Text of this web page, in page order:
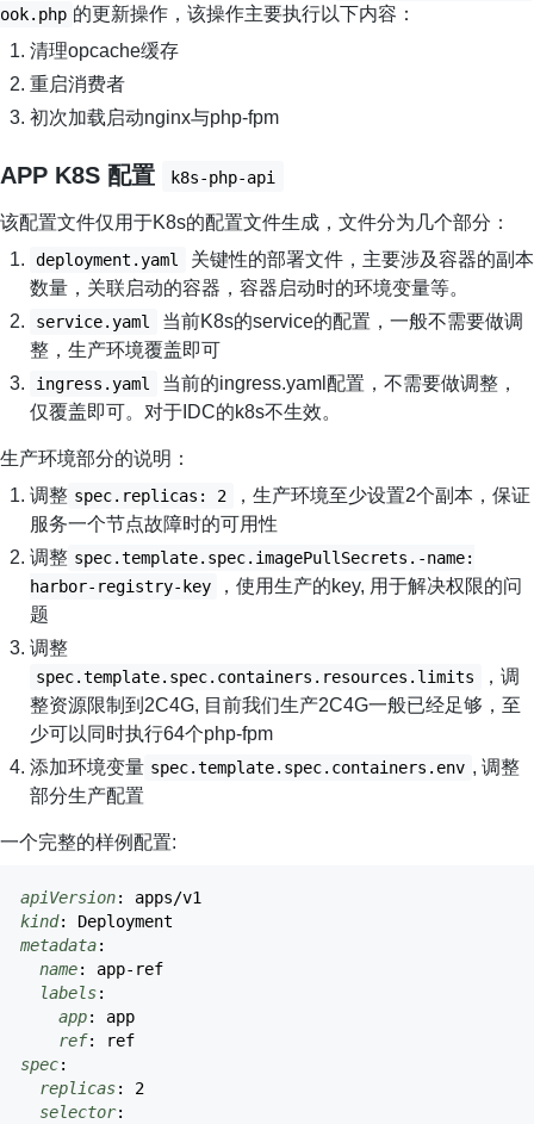
ook.php 的更新操作，该操作主要执行以下内容：
清理opcache缓存
重启消费者
初次加载启动nginx与php-fpm
APP K8S 配置 k8s-php-api
该配置文件仅用于K8s的配置文件生成，文件分为几个部分：
deployment.yaml
关键性的部署文件，主要涉及容器的副本
数量，关联启动的容器，容器启动时的环境变量等。
service.yaml
当前K8s的service的配置，一般不需要做调
整，生产环境覆盖即可
ingress.yaml
当前的ingress.yaml配置，不需要做调整，
仅覆盖即可。对于IDC的k8s不生效。
生产环境部分的说明：
调整 spec.replicas: 2
，生产环境至少设置2个副本，保证
服务一个节点故障时的可用性
调整 spec.template.spec.imagePullSecrets.-name:
harbor-registry-key
，使用生产的key, 用于解决权限的问
题
调整
spec.template.spec.containers.resources.limits
，调
整资源限制到2C4G, 目前我们生产2C4G一般已经足够，至
少可以同时执行64个php-fpm
添加环境变量 spec.template.spec.containers.env , 调整
部分生产配置
一个完整的样例配置:
apiVersion: apps/v1
kind: Deployment
metadata:
name: app-ref
labels:
app: app
ref:
ref
spec:
replicas: 2
selector: